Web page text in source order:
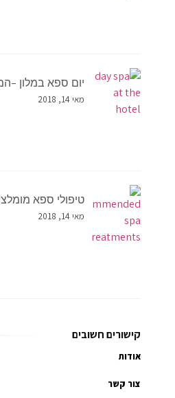
יום ספא במלון
מאי 14, 2018
טיפולי ספא
מאי 14, 2018
קישורים חשובים
אודות
צור קשר